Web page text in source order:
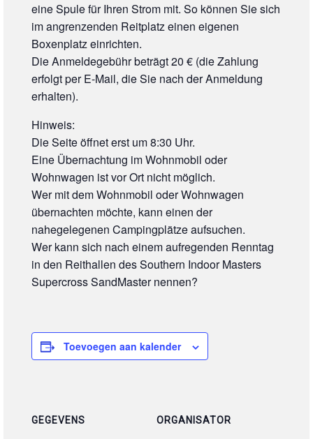
eine Spule für Ihren Strom mit. So können Sie sich
im angrenzenden Reitplatz einen eigenen
Boxenplatz einrichten.
Die Anmeldegebühr beträgt 20 € (die Zahlung
erfolgt per E-Mail, die Sie nach der Anmeldung
erhalten).
Hinweis:
Die Seite öffnet erst um 8:30 Uhr.
Eine Übernachtung im Wohnmobil oder
Wohnwagen ist vor Ort nicht möglich.
Wer mit dem Wohnmobil oder Wohnwagen
übernachten möchte, kann einen der
nahegelegenen Campingplätze aufsuchen.
Wer kann sich nach einem aufregenden Renntag
in den Reithallen des Southern Indoor Masters
Supercross SandMaster nennen?
Toevoegen aan kalender
GEGEVENS ORGANISATOR